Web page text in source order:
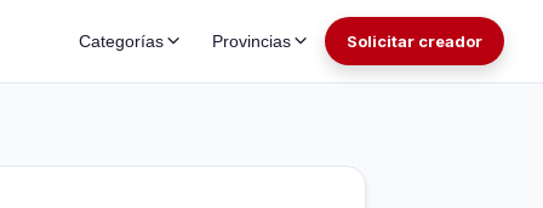
Categorías Provincias Solicitar creador